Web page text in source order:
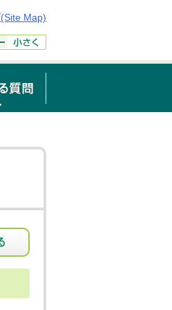
Map)